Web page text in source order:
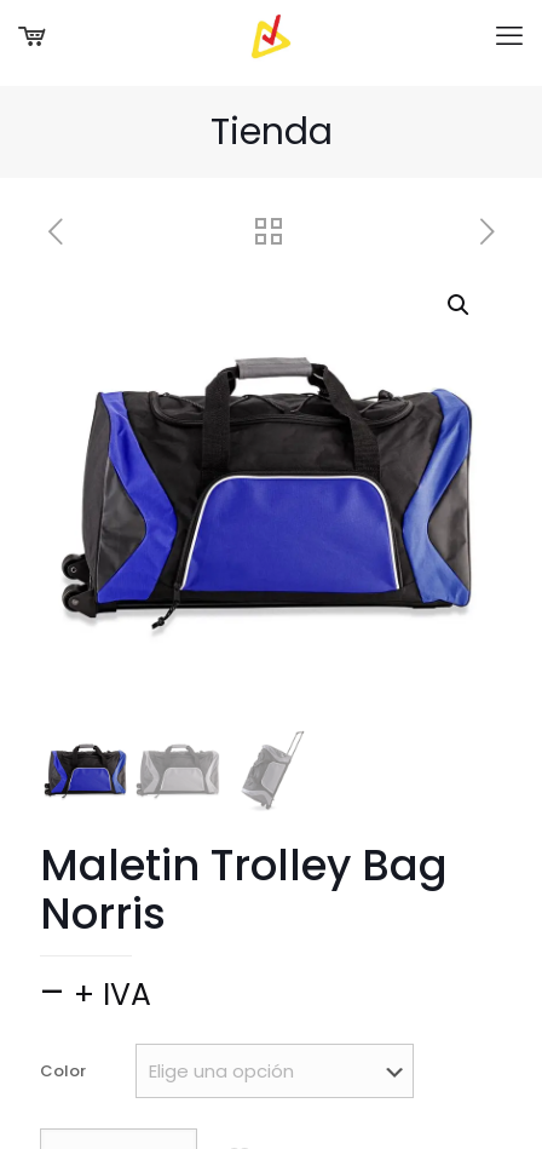
Tienda
Maletin Trolley Bag
Norris
– Price
$ 107.990
through
$ 143.900
+ IVA
Color